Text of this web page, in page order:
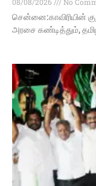
சென்னை:காவிரியின்
அரசை கண்டித்தும்,